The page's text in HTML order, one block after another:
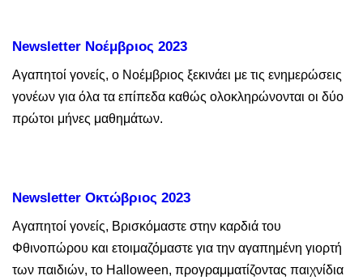
Newsletter Νοέμβριος 2023
Αγαπητοί γονείς, ο Νοέμβριος ξεκινάει με τις ενημερώσεις
γονέων για όλα τα επίπεδα καθώς ολοκληρώνονται οι δύο
πρώτοι μήνες μαθημάτων.
Newsletter Οκτώβριος 2023
Αγαπητοί γονείς, Βρισκόμαστε στην καρδιά του
Φθινοπώρου και ετοιμαζόμαστε για την αγαπημένη γιορτή
των παιδιών, το Halloween, προγραμματίζοντας παιχνίδια